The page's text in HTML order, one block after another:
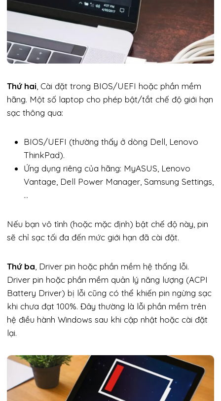
Thứ hai , Cài đặt trong BIOS/UEFI hoặc phần mềm
hãng. Một số laptop cho phép bật/tắt chế độ giới hạn
sạc thông qua:
BIOS/UEFI (thường thấy ở dòng Dell, Lenovo
ThinkPad).
Ứng dụng riêng của hãng: MyASUS, Lenovo
Vantage, Dell Power Manager, Samsung Settings,
…
Nếu bạn vô tình (hoặc mặc định) bật chế độ này, pin
sẽ chỉ sạc tối đa đến mức giới hạn đã cài đặt.
Thứ ba , Driver pin hoặc phần mềm hệ thống lỗi.
Driver pin hoặc phần mềm quản lý năng lượng (ACPI
Battery Driver) bị lỗi cũng có thể khiến pin ngừng sạc
khi chưa đạt 100%. Đây thường là lỗi phần mềm trên
hệ điều hành Windows sau khi cập nhật hoặc cài đặt
lại.